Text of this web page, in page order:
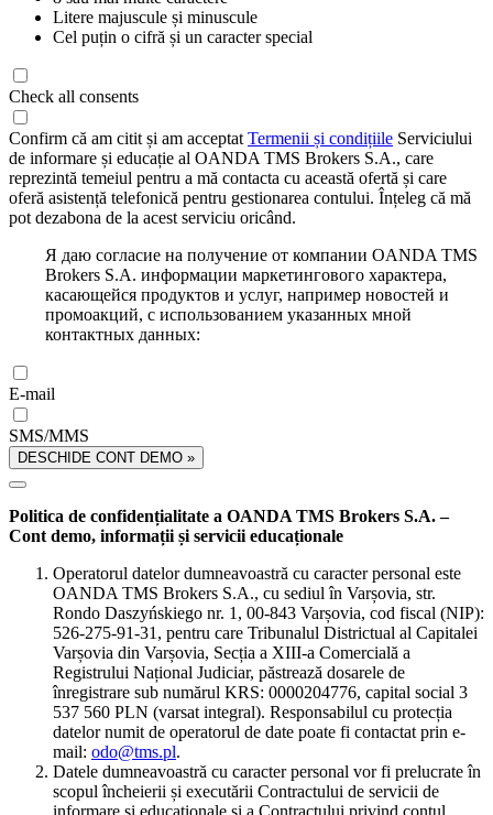
Litere majuscule și minuscule
Cel puțin o cifră și un caracter special
Check all consents
Confirm că am citit și am acceptat Termenii și condițiile Serviciului
de informare și educație al OANDA TMS Brokers S.A., care
reprezintă temeiul pentru a mă contacta cu această ofertă și care
oferă asistență telefonică pentru gestionarea contului. Înțeleg că mă
pot dezabona de la acest serviciu oricând.
Я даю согласие на получение от компании OANDA TMS
Brokers S.A. информации маркетингового характера,
касающейся продуктов и услуг, например новостей и
промоакций, с использованием указанных мной
контактных данных:
E-mail
SMS/MMS
DESCHIDE CONT DEMO »
Politica de confidențialitate a OANDA TMS Brokers S.A. –
Cont demo, informații și servicii educaționale
Operatorul datelor dumneavoastră cu caracter personal este
OANDA TMS Brokers S.A., cu sediul în Varșovia, str.
Rondo Daszyńskiego nr. 1, 00-843 Varșovia, cod fiscal (NIP):
526-275-91-31, pentru care Tribunalul Districtual al Capitalei
Varșovia din Varșovia, Secția a XIII-a Comercială a
Registrului Național Judiciar, păstrează dosarele de
înregistrare sub numărul KRS: 0000204776, capital social 3
537 560 PLN (varsat integral). Responsabilul cu protecția
datelor numit de operatorul de date poate fi contactat prin e-
mail: odo@tms.pl.
Datele dumneavoastră cu caracter personal vor fi prelucrate în
scopul încheierii și executării Contractului de servicii de
informare și educaționale și a Contractului privind contul